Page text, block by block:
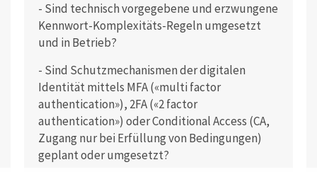
- Sind technisch vorgegebene und erzwungene
Kennwort-Komplexitäts-Regeln umgesetzt
und in Betrieb?
- Sind Schutzmechanismen der digitalen
Identität mittels MFA («multi factor
authentication»), 2FA («2 factor
authentication») oder Conditional Access (CA,
Zugang nur bei Erfüllung von Bedingungen)
geplant oder umgesetzt?